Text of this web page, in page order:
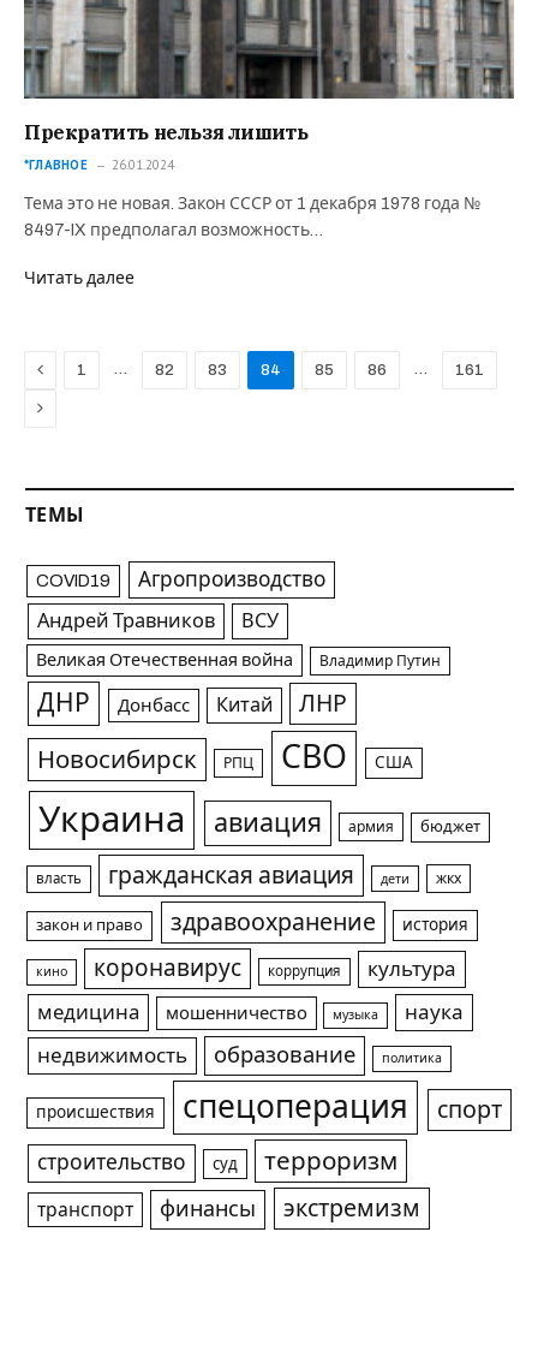
Прекратить нельзя лишить
*ГЛАВНОЕ 26.01.2024
Тема это не новая. Закон СССР от 1 декабря 1978 года №
8497-IX предполагал возможность…
Читать далее
Previous
1 82 83 84 85 86 161
Next
ТЕМЫ
COVID19 Агропроизводство
Андрей Травников ВСУ
Великая Отечественная война Владимир Путин
ДНР Донбасс Китай ЛНР
Новосибирск РПЦ СВО США
Украина авиация армия бюджет
власть гражданская авиация дети жкх
закон и право здравоохранение история
кино коронавирус коррупция
культура
медицина
мошенничество музыка
наука
недвижимость
образование политика
происшествия спецоперация спорт
строительство суд терроризм
транспорт финансы экстремизм